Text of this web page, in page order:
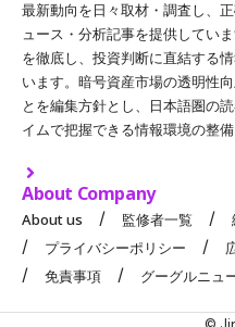
最新動向を日々取材・調査し、
ュース・分析記事を提供してい
を徹底し、投資判断に直結する
います。暗号資産市場の透明性
とを編集方針とし、日本語圏の
イムで把握できる情報環境の整備
About Company
About us 監修者一覧
プライバシーポリシー
免責事項
グーグルニュ